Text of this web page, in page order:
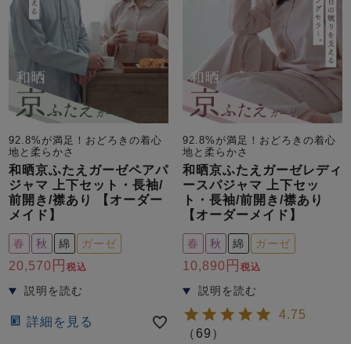
春 秋 冬
ガールズパジャマ
秋
柄物
売れ筋ランキング
- Item Ranking -
新着商品
- New Arrival -
すべての生地一覧はこちら
インナーウェア 生活雑貨 カタログギフト
売れ筋ランキング
- Item Ranking -
新着商品
- New Arrival -
目的別でさがす一覧はこちら
ズボン単品
すべてのメン
ズ
パジャマ
長袖 半袖 七分袖
かぶり スリーパー
羽織・バスロ
SDGsの取り組み
92.8%が満足！おどろきの着心
地と柔らかさ
和晒京ふたえガーゼペアパ
ジャマ 上下セット・長袖/
前開き/襟あり 【オーダー
メイド】
春 秋 綿 ガーゼ
20,570 税込
詳細を見る
92.8%が満足！おどろきの着心
地と柔らかさ
和晒京ふたえガーゼレディ
ースパジャマ 上下セッ
ト・長袖/前開き/襟あり
【オーダーメイド】
春 秋 綿 ガーゼ
10,890 税込
4.75
（ 69 ）